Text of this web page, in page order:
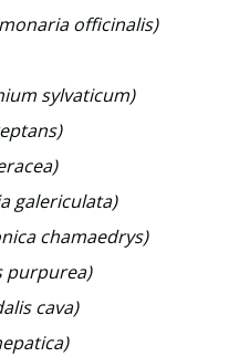
officinalis)
sylvaticum)
galericulata)
chamaedrys)
purpurea)
cava)